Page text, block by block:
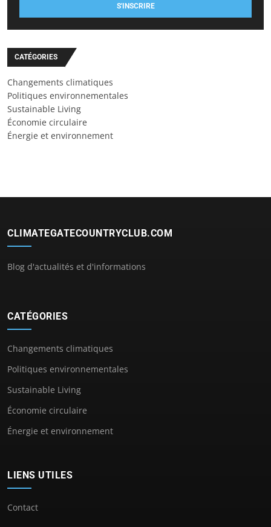
S'INSCRIRE
CATÉGORIES
Changements climatiques
Politiques environnementales
Sustainable Living
Économie circulaire
Énergie et environnement
CLIMATEGATECOUNTRYCLUB.COM
Blog d'actualités et d'informations
CATÉGORIES
Changements climatiques
Politiques environnementales
Sustainable Living
Économie circulaire
Énergie et environnement
LIENS UTILES
Contact